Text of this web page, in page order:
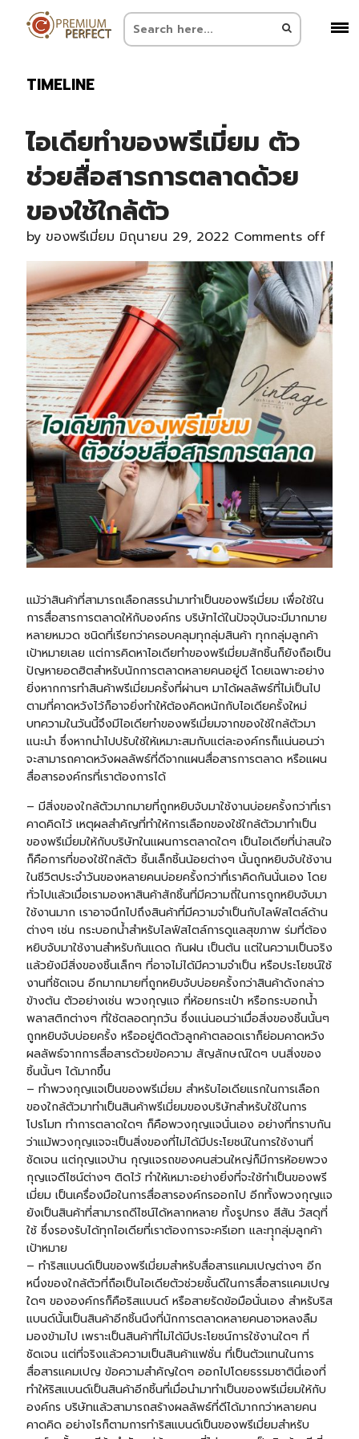
TIMELINE
ไอเดียทำของพรีเมี่ยม ตัว
ช่วยสื่อสารการตลาดด้วย
ของใช้ใกล้ตัว
by ของพรีเมี่ยม มิถุนายน 29, 2022 Comments off
แม้ว่าสินค้าที่สามารถเลือกสรรนำมาทำเป็นของพรีเมี่ยม เพื่อใช้ใน
การสื่อสารการตลาดให้กับองค์กร บริษัทได้ในปัจจุบันจะมีมากมาย
หลายหมวด ชนิดที่เรียกว่าครอบคลุมทุกลุ่มสินค้า ทุกกลุ่มลูกค้า
เป้าหมายเลย แต่การคิดหาไอเดียทำของพรีเมี่ยมสักชิ้นก็ยังถือเป็น
ปัญหายอดฮิตสำหรับนักการตลาดหลายคนอยู่ดี โดยเฉพาะอย่าง
ยิ่งหากการทำสินค้าพรีเมี่ยมครั้งที่ผ่านๆ มาได้ผลลัพธ์ที่ไม่เป็นไป
ตามที่คาดหวังไว้ก็อาจยิ่งทำให้ต้องคิดหนักกับไอเดียครั้งใหม่
บทความในวันนี้จึงมีไอเดียทำของพรีเมี่ยมจากของใช้ใกล้ตัวมา
แนะนำ ซึ่งหากนำไปปรับใช้ให้เหมาะสมกับแต่ละองค์กรก็แน่นอนว่า
จะสามารถคาดหวังผลลัพธ์ที่ดีจากแผนสื่อสารการตลาด หรือแผน
สื่อสารองค์กรที่เราต้องการได้
– มีสิ่งของใกล้ตัวมากมายที่ถูกหยิบจับมาใช้งานบ่อยครั้งกว่าที่เรา
คาดคิดไว้ เหตุผลสำคัญที่ทำให้การเลือกของใช้ใกล้ตัวมาทำเป็น
ของพรีเมี่ยมให้กับบริษัทในแผนการตลาดใดๆ เป็นไอเดียที่น่าสนใจ
ก็คือการที่ของใช้ใกล้ตัว ชิ้นเล็กชิ้นน้อยต่างๆ นั้นถูกหยิบจับใช้งาน
ในชีวิตประจำวันของหลายคนบ่อยครั้งกว่าที่เราคิดกันนั่นเอง โดย
ทั่วไปแล้วเมื่อเรามองหาสินค้าสักชิ้นที่มีความถี่ในการถูกหยิบจับมา
ใช้งานมาก เราอาจนึกไปถึงสินค้าที่มีความจำเป็นกับไลฟ์สไตล์ด้าน
ต่างๆ เช่น กระบอกน้ำสำหรับไลฟ์สไตล์การดูแลสุขภาพ ร่มที่ต้อง
หยิบจับมาใช้งานสำหรับกันแดด กันฝน เป็นต้น แต่ในความเป็นจริง
แล้วยังมีสิ่งของชิ้นเล็กๆ ที่อาจไม่ได้มีความจำเป็น หรือประโยชน์ใช้
งานที่ชัดเจน อีกมากมายที่ถูกหยิบจับบ่อยครั้งกว่าสินค้าดังกล่าว
ข้างต้น ตัวอย่างเช่น พวงกุญแจ ที่ห้อยกระเป๋า หรือกระบอกน้ำ
พลาสติกต่างๆ ที่ใช้ตลอดทุกวัน ซึ่งแน่นอนว่าเมื่อสิ่งของชิ้นนั้นๆ
ถูกหยิบจับบ่อยครั้ง หรืออยู่ติดตัวลูกค้าตลอดเราก็ย่อมคาดหวัง
ผลลัพธ์จากการสื่อสารด้วยข้อความ สัญลักษณ์ใดๆ บนสิ่งของ
ชิ้นนั้นๆ ได้มากขึ้น
– ทำพวงกุญแจเป็นของพรีเมี่ยม สำหรับไอเดียแรกในการเลือก
ของใกล้ตัวมาทำเป็นสินค้าพรีเมี่ยมของบริษัทสำหรับใช้ในการ
โปรโมท ทำการตลาดใดๆ ก็คือพวงกุญแจนั่นเอง อย่างที่ทราบกัน
ว่าแม้พวงกุญแจจะเป็นสิ่งของที่ไม่ได้มีประโยชน์ในการใช้งานที่
ชัดเจน แต่กุญแจบ้าน กุญแจรถของคนส่วนใหญ่ก็มีการห้อยพวง
กุญแจดีไซน์ต่างๆ ติดไว้ ทำให้เหมาะอย่างยิ่งที่จะใช้ทำเป็นของพรี
เมี่ยม เป็นเครื่องมือในการสื่อสารองค์กรออกไป อีกทั้งพวงกุญแจ
ยังเป็นสินค้าที่สามารถดีไซน์ได้หลากหลาย ทั้งรูปทรง สีสัน วัสดุที่
ใช้ ซึ่งรองรับได้ทุกไอเดียที่เราต้องการจะครีเอท และทุุกลุ่มลูกค้า
เป้าหมาย
– ทำริสแบนด์เป็นของพรีเมี่ยมสำหรับสื่อสารแคมเปญต่างๆ อีก
หนึ่งของใกล้ตัวที่ถือเป็นไอเดียตัวช่วยชั้นดีในการสื่อสารแคมเปญ
ใดๆ ขององค์กรก็คือริสแบนด์หรือสายรัดข้อมือนั่นเอง สำหรับริส
แบนด์นั้นเป็นสินค้าอีกชิ้นนึงที่นักการตลาดหลายคนอาจหลงลืม
มองข้ามไป เพราะเป็นสินค้าที่ไม่ได้มีประโยชน์การใช้งานใดๆ ที่
ชัดเจน แต่ที่จริงแล้วความเป็นสินค้าแฟชั่น ที่เป็นตัวแทนในการ
สื่อสารแคมเปญ ข้อความสำคัญใดๆ ออกไปโดยธรรมชาตินี่เองที่
ทำให้ริสแบนด์เป็นสินค้าอีกชิ้นที่เมื่อนำมาทำเป็นของพรีเมี่ยมให้กับ
องค์กร บริษัทแล้วสามารถสร้างผลลัพธ์ที่ดีได้มากกว่าหลายคน
คาดคิด อย่างไรก็ตามการทำริสแบนด์เป็นของพรีเมี่ยมสำหรับ